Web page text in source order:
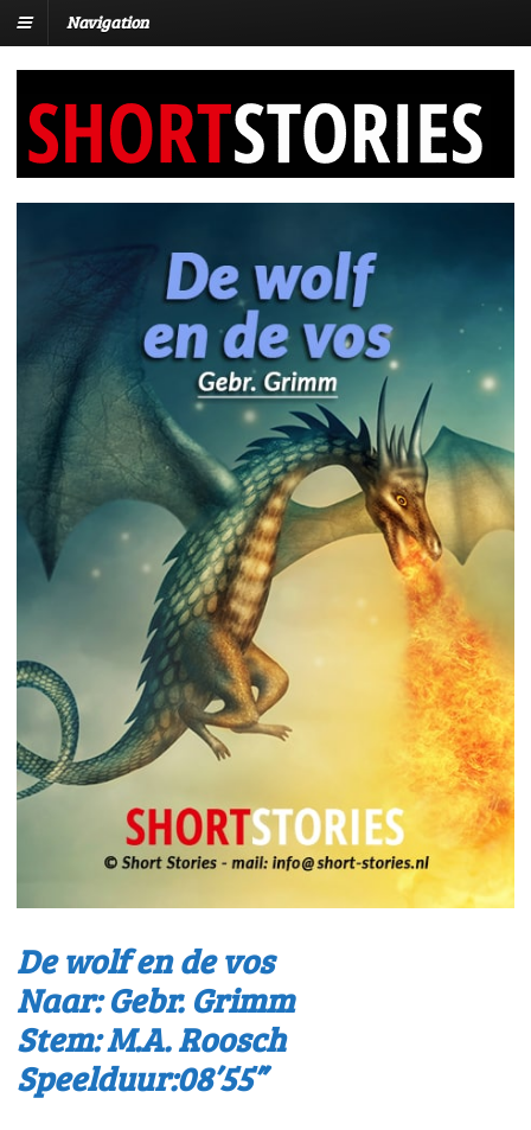
Navigation
De wolf en de vos
Naar: Gebr. Grimm
Stem: M.A. Roosch
Speelduur:08’55”